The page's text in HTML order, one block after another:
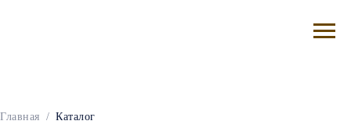
Главная / Каталог